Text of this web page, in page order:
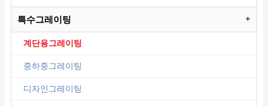
특수그레이팅
계단용그레이팅
중하중그레이팅
디자인그레이팅